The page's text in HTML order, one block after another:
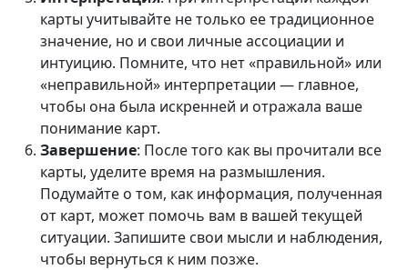
карты учитывайте не только ее традиционное
значение, но и свои личные ассоциации и
интуицию. Помните, что нет «правильной» или
«неправильной» интерпретации — главное,
чтобы она была искренней и отражала ваше
понимание карт.
Завершение: После того как вы прочитали все
карты, уделите время на размышления.
Подумайте о том, как информация, полученная
от карт, может помочь вам в вашей текущей
ситуации. Запишите свои мысли и наблюдения,
чтобы вернуться к ним позже.